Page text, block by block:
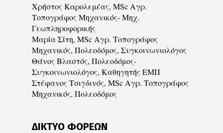
Χρήστος Καρολεμέας, MSc Αγρ.
Τοπογράφος Μηχανικός- Μηχ.
Γεωπληροφορικής
Μαρία Σίτη, MSc Αγρ. Τοπογράφος
Μηχανικός, Πολεοδόμος, Συγκοινωνιολόγος
Θάνος Βλαστός, Πολεοδόμος-
Συγκοινωνιολόγος, Καθηγητής ΕΜΠ
Στέφανος Τσιγδινός, MSc Αγρ. Τοπογράφος
Μηχανικός, Πολεοδόμος
ΔΙΚΤΥΟ ΦΟΡΕΩΝ